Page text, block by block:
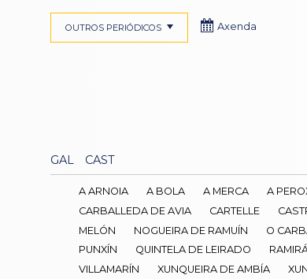
GAL CAST
OUTROS PERIÓDICOS Axenda
A ARNOIA A BOLA A MERCA A
CARBALLEDA DE AVIA
CARTELLE
MELÓN
NOGUEIRA DE RAMUÍN O
PUNXÍN
QUINTELA DE LEIRADO
VILLAMARÍN
XUNQUEIRA DE AMBÍA